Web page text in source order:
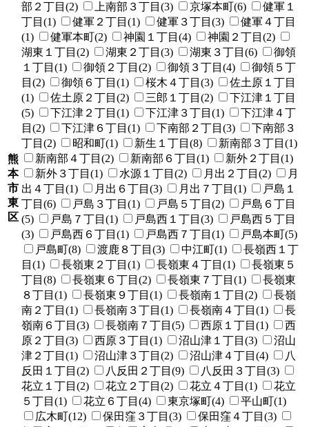
熊
本
市
東
区
部２丁目(2)
上南部３丁目(3) 京塚本町(6)
健軍１
丁目(1)
健軍２丁目(1) 健軍３丁目(3)
健軍４丁目
(1)
健軍本町(2) 神園１丁目(4)
神園２丁目(2)
湖東１丁目(2)
湖東２丁目(3) 湖東３丁目(6)
御領
１丁目(1)
御領２丁目(2) 御領３丁目(4)
御領５丁
目(2)
御領６丁目(1) 桜木４丁目(3)
佐土原１丁目
(1)
佐土原２丁目(2) 三郎１丁目(2)
下江津１丁目
(5)
下江津２丁目(1) 下江津３丁目(1)
下江津４丁
目(2)
下江津６丁目(1) 下南部２丁目(3)
下南部３
丁目(2)
昭和町(1) 新生１丁目(8)
新南部３丁目(1)
新南部４丁目(2)
新南部６丁目(1)
新外２丁目(1)
新外３丁目(1)
水源１丁目(2) 月出２丁目(2)
月
出４丁目(1)
月出６丁目(3) 月出７丁目(1)
戸島１
丁目(6)
戸島３丁目(1) 戸島５丁目(2)
戸島６丁目
(5)
戸島７丁目(1) 戸島西１丁目(3)
戸島西５丁目
(3)
戸島西６丁目(1) 戸島西７丁目(1)
戸島本町(5)
戸島町(8)
渡鹿８丁目(3) 中江町(1)
長嶺西１丁
目(1)
長嶺東２丁目(1) 長嶺東４丁目(1)
長嶺東５
丁目(8)
長嶺東６丁目(2) 長嶺東７丁目(1)
長嶺東
８丁目(1)
長嶺東９丁目(1) 長嶺南１丁目(2)
長嶺
南２丁目(1)
長嶺南３丁目(1) 長嶺南４丁目(1)
長
嶺南６丁目(3)
長嶺南７丁目(5) 西原１丁目(1)
西
原２丁目(3)
西原３丁目(1) 沼山津１丁目(3)
沼山
津２丁目(1)
沼山津３丁目(2) 沼山津４丁目(4)
八
反田１丁目(2)
八反田２丁目(9)
八反田３丁目(3)
花立１丁目(2)
花立２丁目(2) 花立４丁目(1)
花立
５丁目(1)
花立６丁目(4) 東京塚町(4)
平山町(1)
広木町(12)
保田窪３丁目(3)
保田窪４丁目(3)